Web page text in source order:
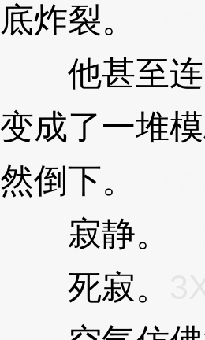
底炸裂。
他甚至连
变成了一堆
然倒下。
寂静。
死寂。